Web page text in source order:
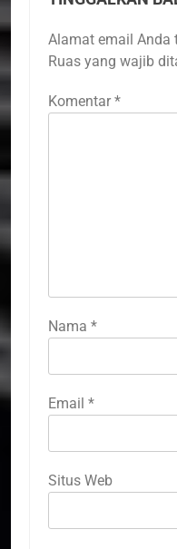
Alamat email Anda
Ruas yang wajib
Komentar *
Nama *
Email *
Situs Web